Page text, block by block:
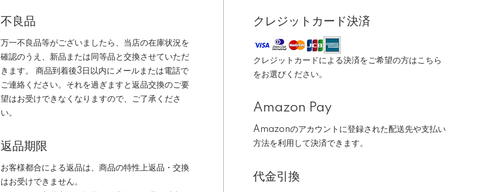
不良品
万一不良品等がございましたら、当店の在庫状況を
確認のうえ、新品または同等品と交換させていただ
きます。 商品到着後3日以内にメールまたは電話で
ご連絡ください。それを過ぎますと返品交換のご要
望はお受けできなくなりますので、ご了承くださ
い。
返品期限
お客様都合による返品は、商品の特性上返品・交換
はお受けできません。
クレジットカード決済
クレジットカードによる決済をご希望の方はこちら
をお選びください。
Amazon Pay
Amazonのアカウントに登録された配送先や支払い
方法を利用して決済できます。
代金引換